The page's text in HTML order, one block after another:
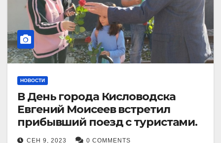
НОВОСТИ
В День города Кисловодска
Евгений Моисеев встретил
прибывший поезд с туристами.
СЕН 9, 2023 0 COMMENTS